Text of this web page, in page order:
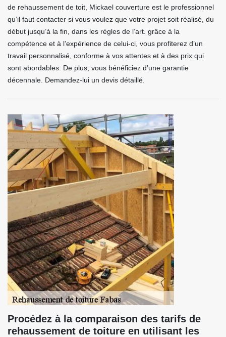
de rehaussement de toit, Mickael couverture est le professionnel
qu’il faut contacter si vous voulez que votre projet soit réalisé, du
début jusqu’à la fin, dans les règles de l’art. grâce à la
compétence et à l’expérience de celui-ci, vous profiterez d’un
travail personnalisé, conforme à vos attentes et à des prix qui
sont abordables. De plus, vous bénéficiez d’une garantie
décennale. Demandez-lui un devis détaillé.
Procédez à la comparaison des tarifs de
rehaussement de toiture en utilisant les